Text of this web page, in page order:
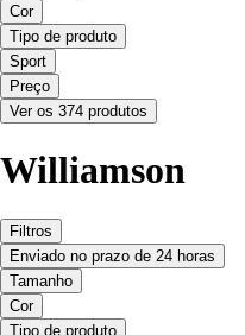
Cor
Tipo de produto
Sport
Preço
Ver os 374 produtos
Williamson
Filtros
Enviado no prazo de 24 horas
Tamanho
Cor
Tipo de produto